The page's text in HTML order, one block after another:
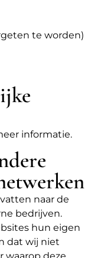
te worden)
informatie.
naar de
bedrijven.
hun eigen
dat wij niet